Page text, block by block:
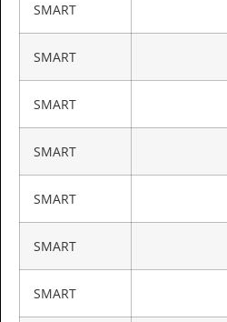
SMART
SMART
SMART
SMART
SMART
SMART
SMART